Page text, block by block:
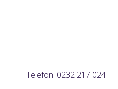
Telefon: 0232 217 024